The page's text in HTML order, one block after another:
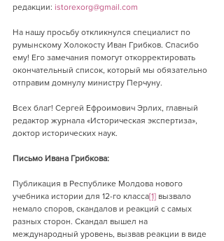
редакции: istorexorg@gmail.com
На нашу просьбу откликнулся специалист по
румынскому Холокосту Иван Грибков. Спасибо
ему! Его замечания помогут откорректировать
окончательный список, который мы обязательно
отправим домнулу министру Перчуну.
Всех благ! Сергей Ефроимович Эрлих, главный
редактор журнала «Историческая экспертиза»,
доктор исторических наук.
Письмо Ивана Грибкова:
Публикация в Республике Молдова нового
учебника истории для 12-го класса[1] вызвало
немало споров, скандалов и реакций с самых
разных сторон. Скандал вышел на
международный уровень, вызвав реакции в виде